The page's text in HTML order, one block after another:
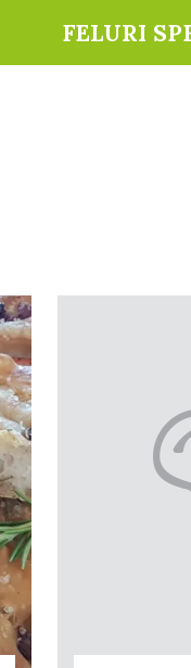
FELURI